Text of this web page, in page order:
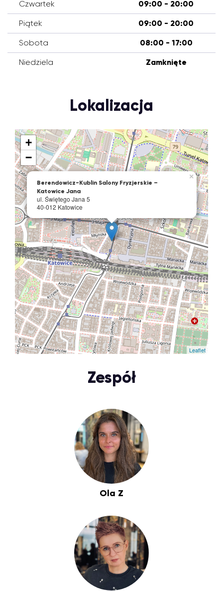
Czwartek 09:00 - 20:00
Piątek 09:00 - 20:00
Sobota 08:00 - 17:00
Niedziela Zamknięte
Lokalizacja
Berendowicz-Kublin Salony Fryzjerskie –
Katowice Jana
ul. Świętego Jana 5
40-012 Katowice
×
+
−
Leaflet
Zespół
Ola Z